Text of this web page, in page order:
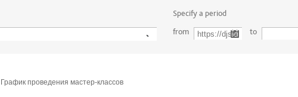
Specify a period
from
to
График проведения мастер-классов